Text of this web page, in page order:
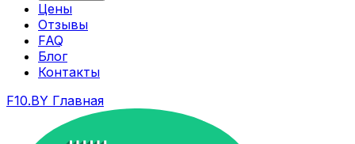
Цены
Отзывы
FAQ
Блог
Контакты
F10.BY Главная